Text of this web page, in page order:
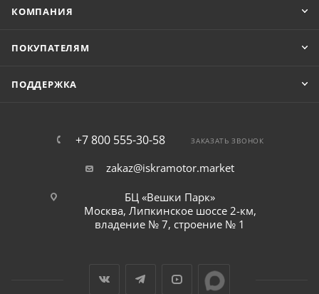
КОМПАНИЯ
ПОКУПАТЕЛЯМ
ПОДДЕРЖКА
+7 800 555-30-58 ЗАКАЗАТЬ ЗВОНОК
zakaz@iskramotor.market
БЦ «Вешки Парк»
Москва, Липкинское шоссе 2-км,
владение № 7, строение № 1